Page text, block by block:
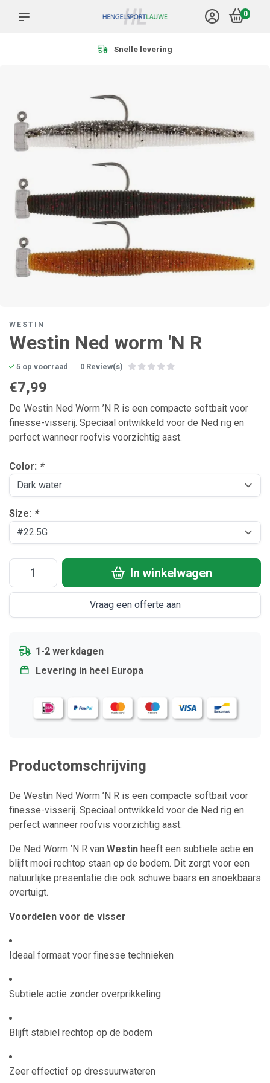
0
Meer dan 1.000 producten
WESTIN
Westin Ned worm 'N R
5 op voorraad 0 Review(s)
€7,99
De Westin Ned Worm ’N R is een compacte softbait voor
finesse-visserij. Speciaal ontwikkeld voor de Ned rig en
perfect wanneer roofvis voorzichtig aast.
Color: *
Size: *
In winkelwagen
Vraag een offerte aan
1-2 werkdagen
Levering in heel Europa
Productomschrijving
De Westin Ned Worm ’N R is een compacte softbait voor
finesse-visserij. Speciaal ontwikkeld voor de Ned rig en
perfect wanneer roofvis voorzichtig aast.
De Ned Worm ’N R van Westin heeft een subtiele actie en
blijft mooi rechtop staan op de bodem. Dit zorgt voor een
natuurlijke presentatie die ook schuwe baars en snoekbaars
overtuigt.
Voordelen voor de visser
Ideaal formaat voor finesse technieken
Subtiele actie zonder overprikkeling
Blijft stabiel rechtop op de bodem
Zeer effectief op dressuurwateren